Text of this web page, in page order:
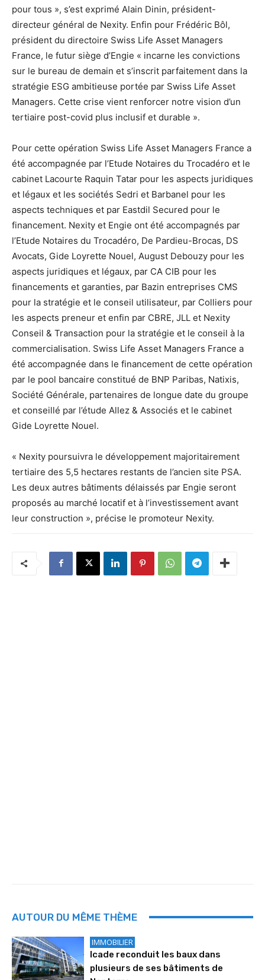
pour tous », s’est exprimé Alain Dinin, président-
directeur général de Nexity. Enfin pour Frédéric Bôl,
président du directoire Swiss Life Asset Managers
France, le futur siège d’Engie « incarne les convictions
sur le bureau de demain et s’inscrit parfaitement dans la
stratégie ESG ambitieuse portée par Swiss Life Asset
Managers. Cette crise vient renforcer notre vision d’un
tertiaire post-covid plus inclusif et durable ».
Pour cette opération Swiss Life Asset Managers France a
été accompagnée par l’Etude Notaires du Trocadéro et le
cabinet Lacourte Raquin Tatar pour les aspects juridiques
et légaux et les sociétés Sedri et Barbanel pour les
aspects techniques et par Eastdil Secured pour le
financement. Nexity et Engie ont été accompagnés par
l’Etude Notaires du Trocadéro, De Pardieu-Brocas, DS
Avocats, Gide Loyrette Nouel, August Debouzy pour les
aspects juridiques et légaux, par CA CIB pour les
financements et garanties, par Bazin entreprises CMS
pour la stratégie et le conseil utilisateur, par Colliers pour
les aspects preneur et enfin par CBRE, JLL et Nexity
Conseil & Transaction pour la stratégie et le conseil à la
commercialisation. Swiss Life Asset Managers France a
été accompagnée dans le financement de cette opération
par le pool bancaire constitué de BNP Paribas, Natixis,
Société Générale, partenaires de longue date du groupe
et conseillé par l’étude Allez & Associés et le cabinet
Gide Loyrette Nouel.
« Nexity poursuivra le développement majoritairement
tertiaire des 5,5 hectares restants de l’ancien site PSA.
Les deux autres bâtiments délaissés par Engie seront
proposés au marché locatif et à l’investissement avant
leur construction », précise le promoteur Nexity.
AUTOUR DU MÊME THÈME
IMMOBILIER
Icade reconduit les baux dans
plusieurs de ses bâtiments de